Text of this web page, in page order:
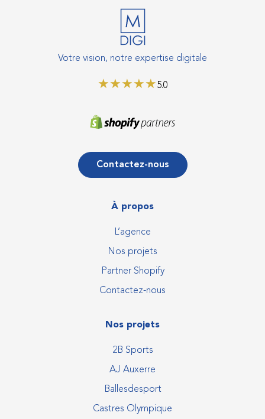
Votre vision, notre expertise digitale
★★★★★5.0
Contactez-nous
À propos
L’agence
Nos projets
Partner Shopify
Contactez-nous
Nos projets
2B Sports
AJ Auxerre
Ballesdesport
Castres Olympique